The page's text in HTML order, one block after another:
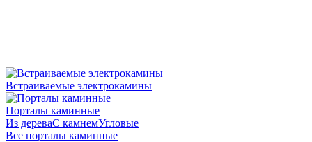
Встраиваемые электрокамины
Порталы каминные
Из дереваС камнемУгловые
Все порталы каминные